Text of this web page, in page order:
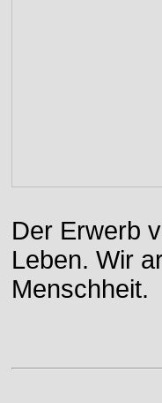
Der Erwerb
Leben. Wir
Menschheit.